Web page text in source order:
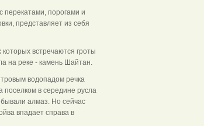
перекатами, порогами и
представляет из себя
встречаются гроты
на реке - камень Шайтан.
водопадом речка
поселком в середине русла
алмаз. Но сейчас
впадает справа в